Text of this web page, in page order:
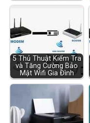
5 Thủ Thuật Kiểm Tra
và Tăng Cường Bảo
Mật Wifi Gia Đình